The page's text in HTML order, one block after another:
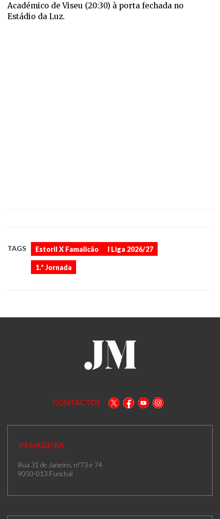
Académico de Viseu (20:30) à porta fechada no
Estádio da Luz.
TAGS Estoril X Famalicão I Liga 2026/27
1.ª Jornada
CONTACTOS
JM MADEIRA
Rua 31 de Janeiro, n.º73 e 74
9050-013 Funchal